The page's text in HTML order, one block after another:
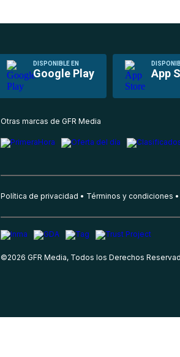
DISPONIBLE EN
Google Play App
Otras marcas de GFR Media
Política de privacidad Términos y condiciones
©2026 GFR Media, Todos los Derechos